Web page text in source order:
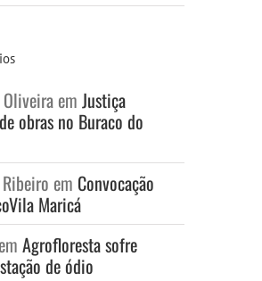
em Justiça
obras no Buraco do
em Convocação
Maricá
em Agrofloresta sofre
de ódio